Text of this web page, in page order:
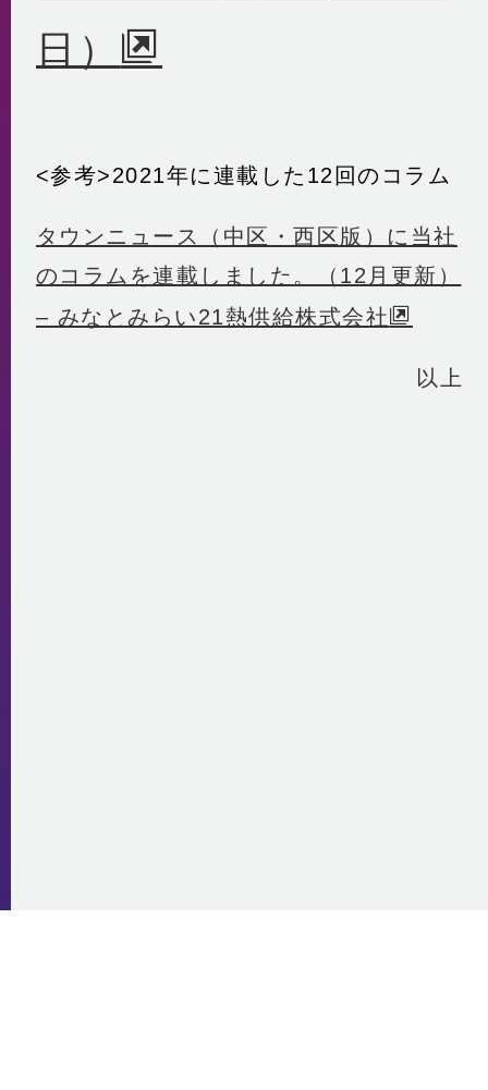
日）
<参考>2021年に連載した12回のコラム
タウンニュース（中区・西区版）に当社
のコラムを連載しました。（12月更新）
– みなとみらい21熱供給株式会社
以上